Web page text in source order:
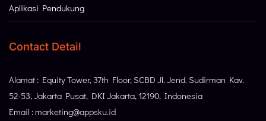
Aplikasi Pendukung
Contact Detail
Alamat : Equity Tower, 37th Floor, SCBD Jl. Jend. Sudirman Kav.
52-53, Jakarta Pusat, DKI Jakarta, 12190, Indonesia
Email : marketing@appsku.id